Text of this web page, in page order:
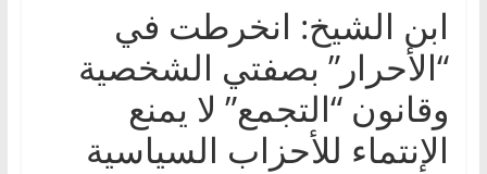
ابن الشيخ: انخرطت في
“الأحرار” بصفتي الشخصية
وقانون “التجمع” لا يمنع
الإنتماء للأحزاب السياسية